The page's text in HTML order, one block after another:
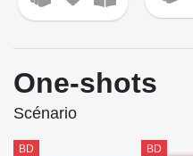
One-shots
Scénario
BD BD